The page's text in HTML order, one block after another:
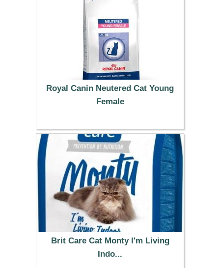
Royal Canin Neutered Cat Young
Female
29.99 €
Brit Care Cat Monty I'm Living
Indo...